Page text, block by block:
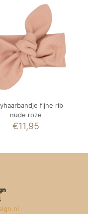
fijne rib
nude roze
€11,95